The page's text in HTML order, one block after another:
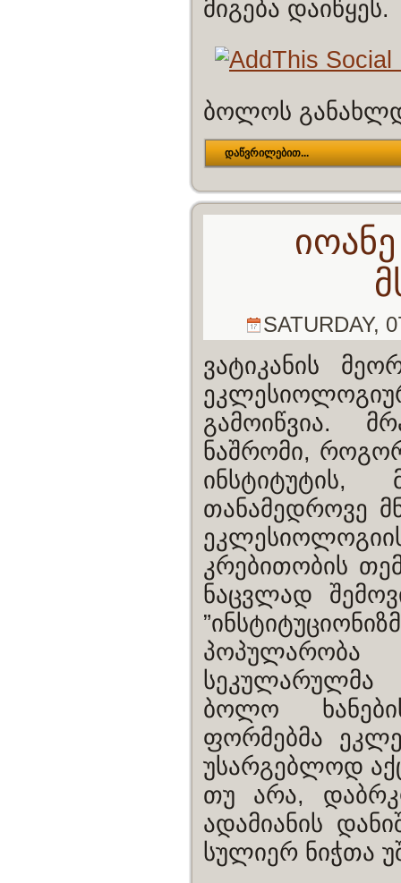
მიგება დაიწყეს.
ბოლოს
დაწვრილებით...
SATURDAY,
ვატიკანის
გამოიწვია.
ნაშრომი,
თანამედროვე
კრებითობის
ნაცვლად
პოპულარობა
სეკულარულმა
ბოლო
ფორმებმა
უსარგებლოდ
თუ არა,
ადამიანის
სულიერ ნიჭთა